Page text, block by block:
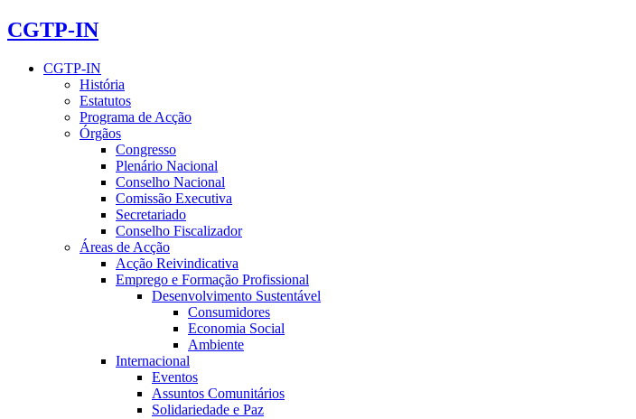
CGTP-IN
CGTP-IN
História
Estatutos
Programa de Acção
Órgãos
Congresso
Plenário Nacional
Conselho Nacional
Comissão Executiva
Secretariado
Conselho Fiscalizador
Áreas de Acção
Acção Reivindicativa
Emprego e Formação Profissional
Desenvolvimento Sustentável
Consumidores
Economia Social
Ambiente
Internacional
Eventos
Assuntos Comunitários
Solidariedade e Paz